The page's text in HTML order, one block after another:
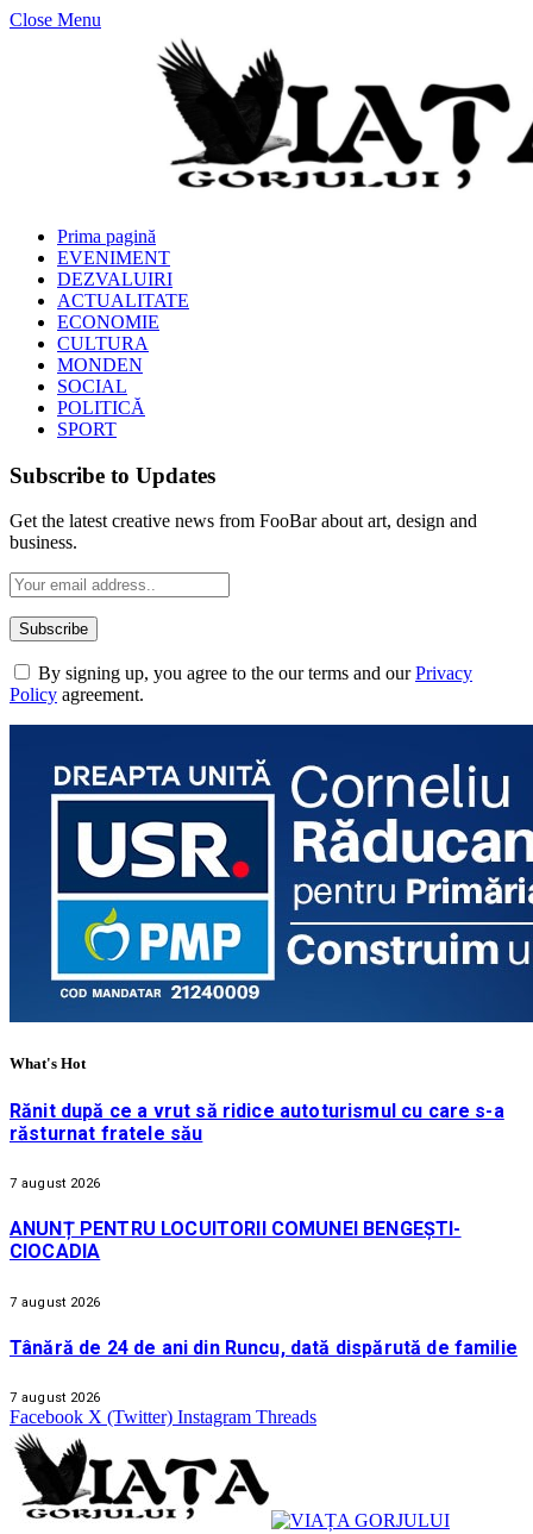
Close Menu
Prima pagină
EVENIMENT
DEZVALUIRI
ACTUALITATE
ECONOMIE
CULTURA
MONDEN
SOCIAL
POLITICĂ
SPORT
Subscribe to Updates
Get the latest creative news from FooBar about art, design and
business.
By signing up, you agree to the our terms and ourPrivacy
Policy agreement.
What's Hot
Rănit după ce a vrut să ridice autoturismul cu care s-a
răsturnat fratele său
7 august 2026
ANUNȚ PENTRU LOCUITORII COMUNEI BENGEȘTI-
CIOCADIA
7 august 2026
Tânără de 24 de ani din Runcu, dată dispărută de familie
7 august 2026
Facebook X (Twitter) Instagram Threads